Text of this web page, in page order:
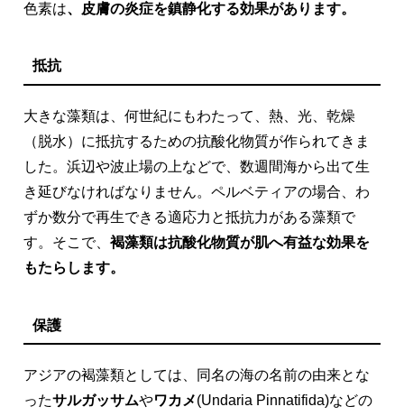
色素は、皮膚の炎症を鎮静化する効果があります。
抵抗
大きな藻類は、何世紀にもわたって、熱、光、乾燥
（脱水）に抵抗するための抗酸化物質が作られてきま
した。 浜辺や波止場の上などで、数週間海から出て生
き延びなければなりません。ペルベティアの場合、わ
ずか数分で再生できる適応力と抵抗力がある藻類で
す。そこで、 褐藻類は抗酸化物質が肌へ有益な効果を
もたらします。
保護
アジアの褐藻類としては、同名の海の名前の由来とな
ったサルガッサムやワカメ(Undaria Pinnatifida)などの